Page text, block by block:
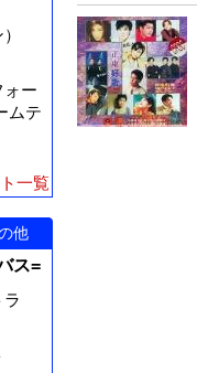
ォー
ムテ
一覧
他
ス=